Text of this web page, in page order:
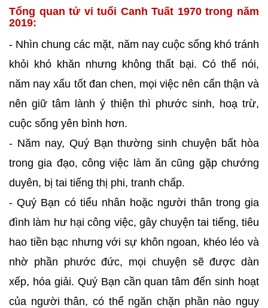
Tổng quan tử vi tuổi Canh Tuất 1970 trong năm
2019:
- Nhìn chung các mặt, năm nay cuộc sống khó tránh
khỏi khó khăn nhưng không thất bại. Có thể nói,
năm nay xấu tốt đan chen, mọi việc nên cẩn thận và
nên giữ tâm lành ý thiện thì phước sinh, hoạ trừ,
cuộc sống yên bình hơn.
- Năm nay, Quý Bạn thường sinh chuyện bất hòa
trong gia đạo, công việc làm ăn cũng gặp chướng
duyên, bị tai tiếng thị phi, tranh chấp.
- Quý Bạn có tiểu nhân hoặc người thân trong gia
đình làm hư hại công việc, gây chuyện tai tiếng, tiêu
hao tiền bạc nhưng với sự khôn ngoan, khéo léo và
nhờ phần phước đức, mọi chuyện sẽ được dàn
xếp, hóa giải. Quý Bạn cần quan tâm đến sinh hoạt
của người thân, có thể ngăn chặn phần nào nguy